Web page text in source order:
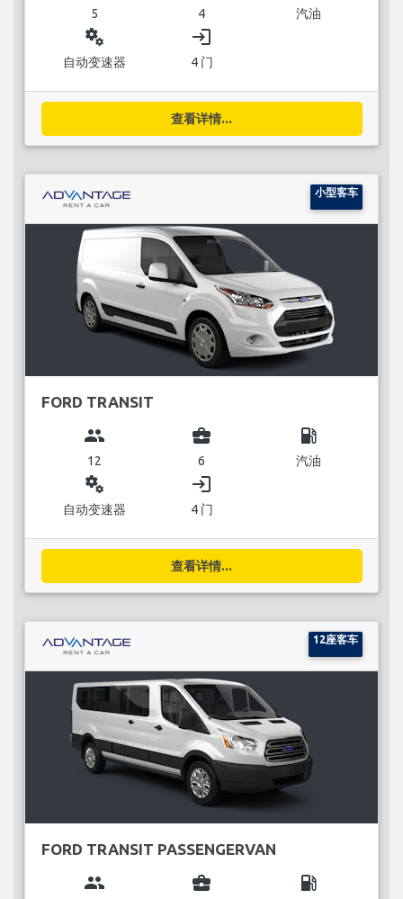
5 4 汽油
miscellaneous_services
自动变速器
login
4 门
查看详情...
小型客车
FORD TRANSIT
group
12
business_center
6
local_gas_station
汽油
miscellaneous_services
自动变速器
login
4 门
查看详情...
12座客车
FORD TRANSIT PASSENGERVAN
group business_center local_gas_station